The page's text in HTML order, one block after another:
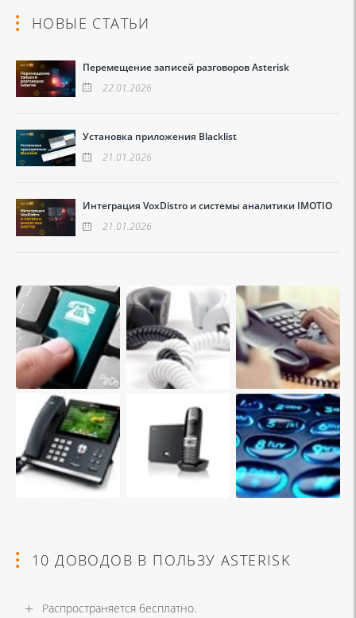
НОВЫЕ СТАТЬИ
Перемещение записей разговоров Asterisk
22.01.2026
Установка приложения Blacklist
21.01.2026
Интеграция VoxDistro и системы аналитики IMOTIO
21.01.2026
10 ДОВОДОВ В ПОЛЬЗУ ASTERISK
Распространяется бесплатно.